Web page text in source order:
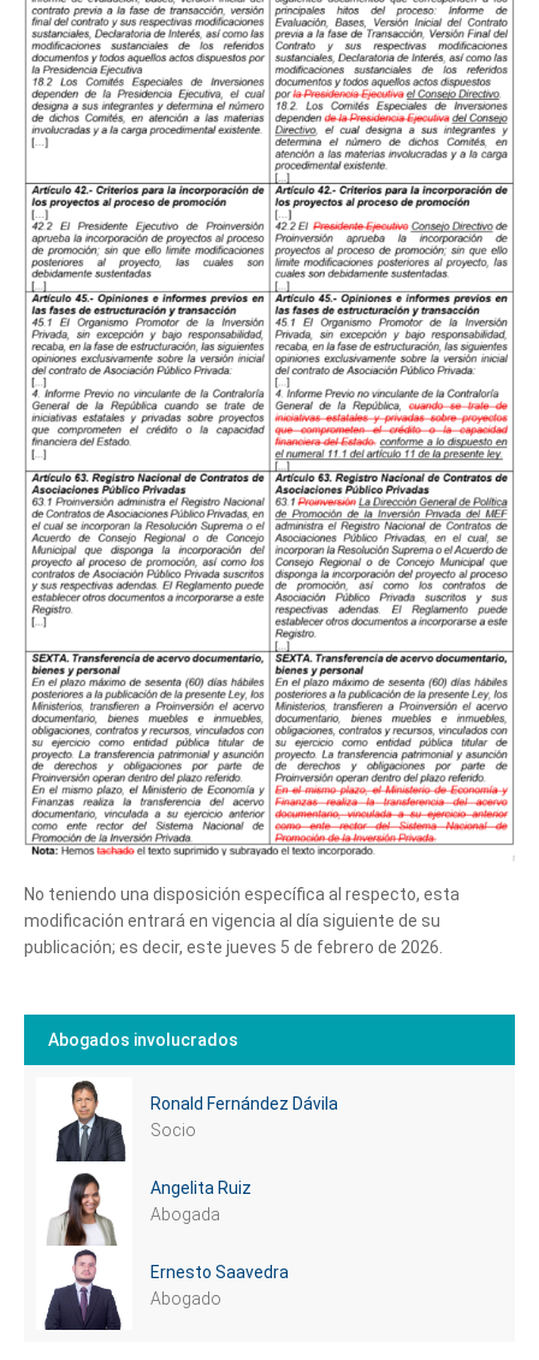
No teniendo una disposición específica al respecto, esta
modificación entrará en vigencia al día siguiente de su
publicación; es decir, este jueves 5 de febrero de 2026.
Abogados involucrados
Ronald Fernández Dávila
Socio
Angelita Ruiz
Abogada
Ernesto Saavedra
Abogado